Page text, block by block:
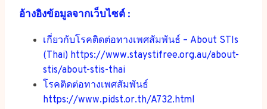
อ้างอิงข้อมูลจากเว็บไซต์ :
เกี่ยวกับโรคติดต่อทางเพศสัมพันธ์ – About STIs
(Thai) https://www.staystifree.org.au/about-
stis/about-stis-thai
โรคติดต่อทางเพศสัมพันธ์
https://www.pidst.or.th/A732.html